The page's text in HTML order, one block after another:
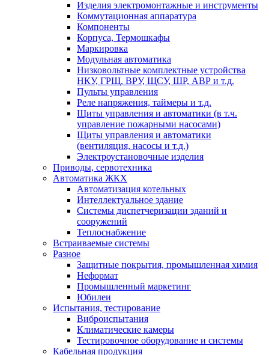
Изделия электромонтажные и инструменты
Коммутационная аппаратура
Компоненты
Корпуса, Термошкафы
Маркировка
Модульная автоматика
Низковольтные комплектные устройства
НКУ, ГРЩ, ВРУ, ЩСУ, ШР, АВР и т.д.
Пульты управления
Реле напряжения, таймеры и т.д.
Щиты управления и автоматики (в т.ч.
управление пожарными насосами)
Щиты управления и автоматики
(вентиляция, насосы и т.д.)
Электроустановочные изделия
Приводы, сервотехника
Автоматика ЖКХ
Автоматизация котельных
Интеллектуальное здание
Системы диспетчеризации зданий и
сооружений
Теплоснабжение
Встраиваемые системы
Разное
Защитные покрытия, промышленная химия
Неформат
Промышленный маркетинг
Юбилеи
Испытания, тестирование
Виброиспытания
Климатические камеры
Тестировочное оборудование и системы
Кабельная продукция